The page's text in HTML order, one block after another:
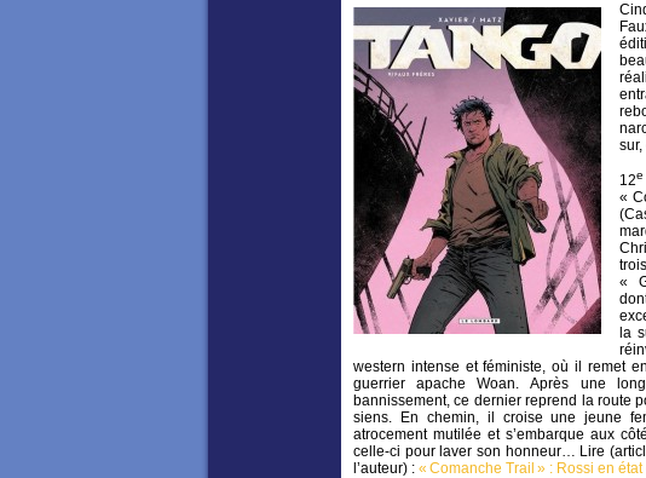
12e
«
«
la
western intense et féministe, où il remet
guerrier apache Woan. Après une
bannissement, ce dernier reprend la route
siens. En chemin, il croise une jeune
atrocement mutilée et s’embarque aux
celle-ci pour laver son honneur… Lire
l’auteur) : « Comanche Trail » : Rossi en état